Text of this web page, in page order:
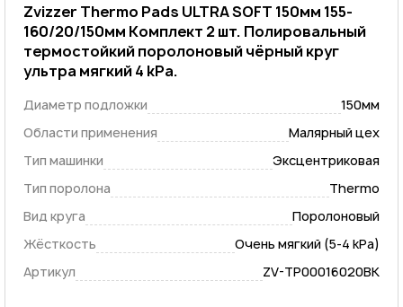
Zvizzer Thermo Pads ULTRA SOFT 150мм 155-
160/20/150мм Комплект 2 шт. Полировальный
термостойкий поролоновый чёрный круг
ультра мягкий 4 kPa.
Диаметр подложки
150мм
Области применения
Малярный цех
Тип машинки
Эксцентриковая
Тип поролона
Thermo
Вид круга
Поролоновый
Жёсткость
Очень мягкий (5-4 kPa)
Артикул
ZV-TP00016020BK